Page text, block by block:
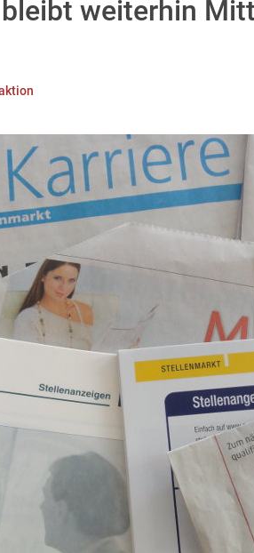
weiterhin